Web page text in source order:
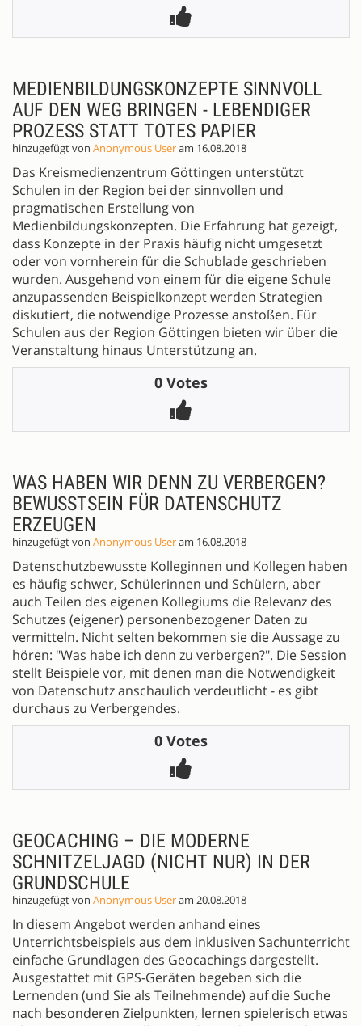
MEDIENBILDUNGSKONZEPTE SINNVOLL
AUF DEN WEG BRINGEN - LEBENDIGER
PROZESS STATT TOTES PAPIER
hinzugefügt von Anonymous Useram 16.08.2018
Das Kreismedienzentrum Göttingen unterstützt
Schulen in der Region bei der sinnvollen und
pragmatischen Erstellung von
Medienbildungskonzepten. Die Erfahrung hat gezeigt,
dass Konzepte in der Praxis häufig nicht umgesetzt
oder von vornherein für die Schublade geschrieben
wurden. Ausgehend von einem für die eigene Schule
anzupassenden Beispielkonzept werden Strategien
diskutiert, die notwendige Prozesse anstoßen. Für
Schulen aus der Region Göttingen bieten wir über die
Veranstaltung hinaus Unterstützung an.
0 Votes
WAS HABEN WIR DENN ZU VERBERGEN?
BEWUSSTSEIN FÜR DATENSCHUTZ
ERZEUGEN
hinzugefügt von Anonymous Useram 16.08.2018
Datenschutzbewusste Kolleginnen und Kollegen haben
es häufig schwer, Schülerinnen und Schülern, aber
auch Teilen des eigenen Kollegiums die Relevanz des
Schutzes (eigener) personenbezogener Daten zu
vermitteln. Nicht selten bekommen sie die Aussage zu
hören: "Was habe ich denn zu verbergen?". Die Session
stellt Beispiele vor, mit denen man die Notwendigkeit
von Datenschutz anschaulich verdeutlicht - es gibt
durchaus zu Verbergendes.
0 Votes
GEOCACHING – DIE MODERNE
SCHNITZELJAGD (NICHT NUR) IN DER
GRUNDSCHULE
hinzugefügt von Anonymous Useram 20.08.2018
In diesem Angebot werden anhand eines
Unterrichtsbeispiels aus dem inklusiven Sachunterricht
einfache Grundlagen des Geocachings dargestellt.
Ausgestattet mit GPS-Geräten begeben sich die
Lernenden (und Sie als Teilnehmende) auf die Suche
nach besonderen Zielpunkten, lernen spielerisch etwas